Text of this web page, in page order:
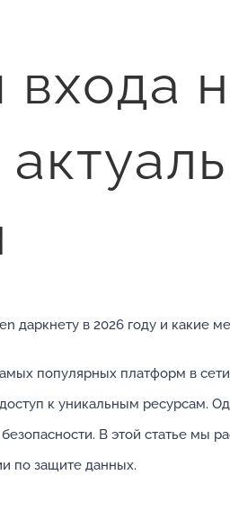
даркнету в 2026 году и какие
популярных платформ в
к уникальным ресурсам.
В этой статье мы
по защите данных.